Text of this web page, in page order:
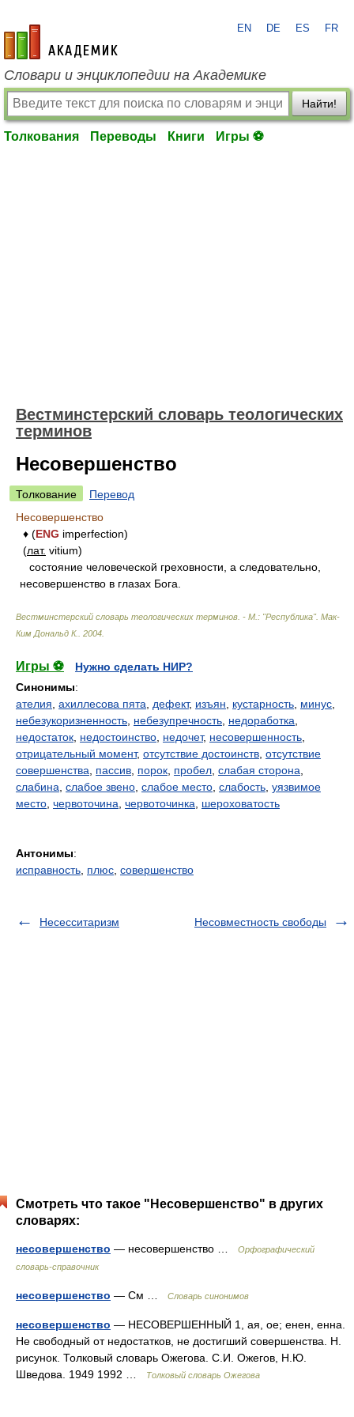
academic.ru
EN DE ES FR
Словари и энциклопедии на Академике
Найти!
Толкования Переводы Книги Игры ⚽
Вестминстерский словарь теологических
терминов
Несовершенство
Толкование
Перевод
Несовершенство
♦ (ENG imperfection)
(лат. vitium)
состояние человеческой греховности, а следовательно,
несовершенство в глазах Бога.
Вестминстерский словарь теологических терминов. - М.: "Республика". Мак-
Ким Дональд К.
2004
Игры ⚽
Нужно сделать НИР?
Синонимы:
ателия ахиллесова пята дефект, изъян кустарность минус
небезукоризненность небезупречность недоработка
недостаток недостоинство недочет, несовершенность
отрицательный момент, отсутствие достоинств отсутствие
совершенства
пассив порок пробел слабая сторона
слабина слабое звено слабое место слабость уязвимое
место червоточина червоточинка шероховатость
Антонимы:
исправность плюс совершенство
Несесситаризм Несовместность свободы
Смотреть что такое "Несовершенство" в других
словарях:
несовершенство — несовершенство …
Орфографический
словарь-справочник
несовершенство — См … Словарь синонимов
несовершенство — НЕСОВЕРШЕННЫЙ 1, ая, ое; енен, енна.
Не свободный от недостатков, не достигший совершенства. Н.
рисунок. Толковый словарь Ожегова. С.И. Ожегов, Н.Ю.
Шведова. 1949 1992 …
Толковый словарь Ожегова